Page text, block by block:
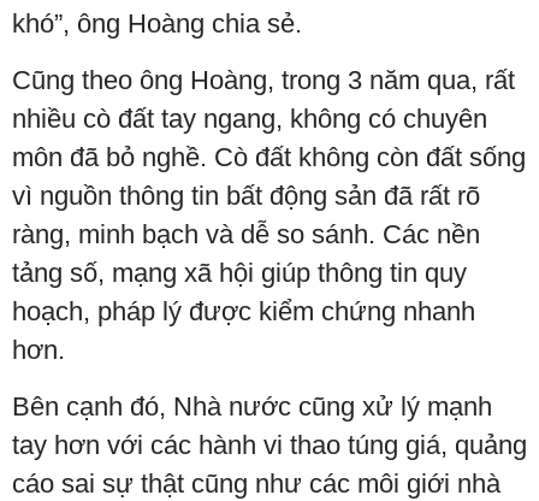
khó”, ông Hoàng chia sẻ.
Cũng theo ông Hoàng, trong 3 năm qua, rất
nhiều cò đất tay ngang, không có chuyên
môn đã bỏ nghề. Cò đất không còn đất sống
vì nguồn thông tin bất động sản đã rất rõ
ràng, minh bạch và dễ so sánh. Các nền
tảng số, mạng xã hội giúp thông tin quy
hoạch, pháp lý được kiểm chứng nhanh
hơn.
Bên cạnh đó, Nhà nước cũng xử lý mạnh
tay hơn với các hành vi thao túng giá, quảng
cáo sai sự thật cũng như các môi giới nhà